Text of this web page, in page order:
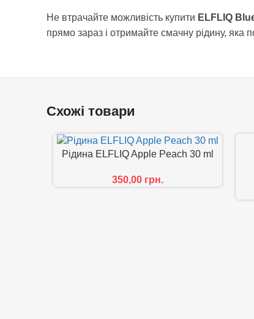
Не втрачайте можливість купити ELFLIQ
прямо зараз і отримайте смачну рідину, яка
Схожі товари
Рідина ELFLIQ Apple Peach 30 ml
350,00 грн.